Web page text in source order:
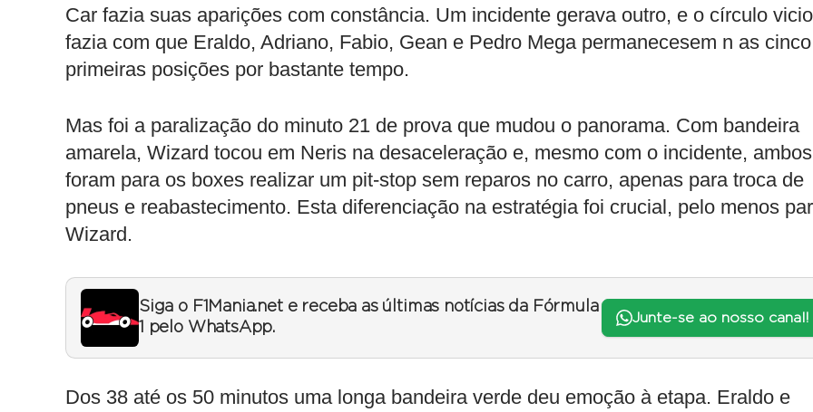
Car fazia suas aparições com constância. Um incidente gerava outro, e o círculo
fazia com que Eraldo, Adriano, Fabio, Gean e Pedro Mega permanecesem n as cinco
primeiras posições por bastante tempo.
Mas foi a paralização do minuto 21 de prova que mudou o panorama. Com bandeira
amarela, Wizard tocou em Neris na desaceleração e, mesmo com o incidente, ambos
foram para os boxes realizar um pit-stop sem reparos no carro, apenas para troca de
pneus e reabastecimento. Esta diferenciação na estratégia foi crucial, pelo menos
Wizard.
Siga o F1Mania.net e receba as últimas notícias da Fórmula
1 pelo WhatsApp.
Junte-se ao nosso canal!
Dos 38 até os 50 minutos uma longa bandeira verde deu emoção à etapa. Eraldo e